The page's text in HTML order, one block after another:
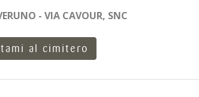
- VIA CAVOUR, SNC
al cimitero